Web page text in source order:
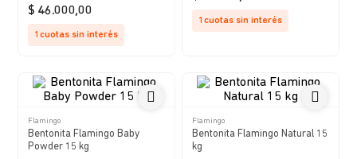
$ 46.000,00
1 cuotas sin interés
1 cuotas sin interés
Flamingo
Bentonita Flamingo Baby
Powder 15 kg
Flamingo
Bentonita Flamingo Natural 15
kg